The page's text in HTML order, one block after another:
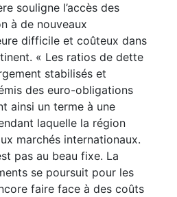
souligne l’accès des
à de nouveaux
difficile et coûteux dans
« Les ratios de dette
stabilisés et
des euro-obligations
ainsi un terme à une
laquelle la région
marchés internationaux.
pas au beau fixe. La
se poursuit pour les
faire face à des coûts